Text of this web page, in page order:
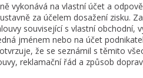
vykonává na vlastní účet a
za účelem dosažení zisku.
související s vlastní
jménem nebo na účet
že se seznámil s těmito
reklamační řád a způsob